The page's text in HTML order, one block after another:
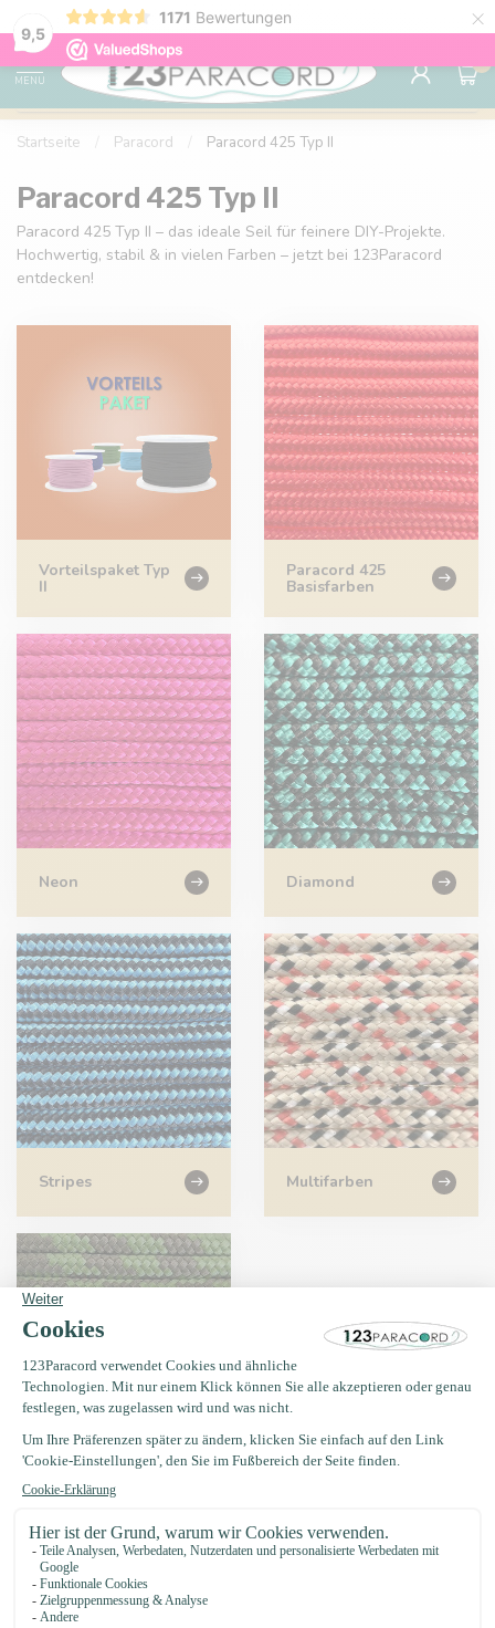
9,5
1171 Bewertungen ×
Kostenlose Lieferung nach Hause ab 150 €
MENU
0
Startseite Paracord Paracord 425 Typ II
Paracord 425 Typ II
Paracord 425 Typ II – das ideale Seil für feinere DIY-Projekte.
Hochwertig, stabil & in vielen Farben – jetzt bei 123Paracord
entdecken!
Vorteilspaket Typ
II
Paracord 425
Basisfarben
Neon Diamond
Stripes Multifarben
Camo
Paracord 425 Typ II – Etwas dünner,
genauso stark